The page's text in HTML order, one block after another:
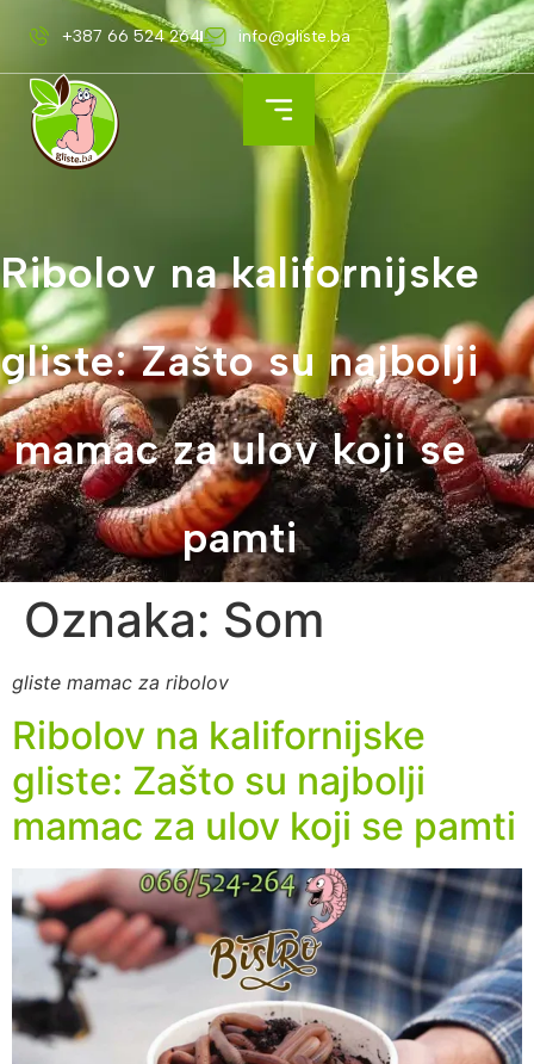
+387 66 524 264 info@gliste.ba
Ribolov na kalifornijske
gliste: Zašto su najbolji
mamac za ulov koji se
pamti
Oznaka: Som
gliste mamac za ribolov
Ribolov na kalifornijske
gliste: Zašto su najbolji
mamac za ulov koji se pamti